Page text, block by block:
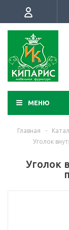
МЕНЮ
Главная -
Уголок
Уголок